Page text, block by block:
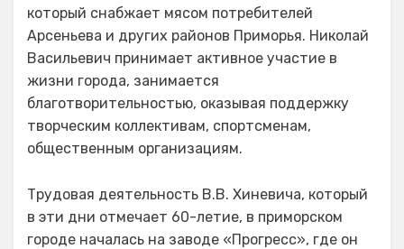
который снабжает мясом потребителей
Арсеньева и других районов Приморья. Николай
Васильевич принимает активное участие в
жизни города, занимается
благотворительностью, оказывая поддержку
творческим коллективам, спортсменам,
общественным организациям.
Трудовая деятельность В.В. Хиневича, который
в эти дни отмечает 60-летие, в приморском
городе началась на заводе «Прогресс», где он